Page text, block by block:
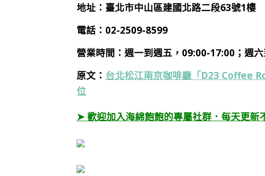
地址：臺北市中山區建國北路二段63號1樓
電話： 02-2509-8599
營業時間： 週一到週五 ，09:00-17:00；週
原文： 台北松江南京咖啡廳「D23 Coffee
位
➤ 歡迎加入海綿飽飽的專屬社群．每天更新